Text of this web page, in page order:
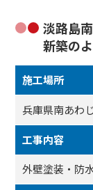
淡路島
新築の
施工場所
兵庫県南あわ
工事内容
外壁塗装・防